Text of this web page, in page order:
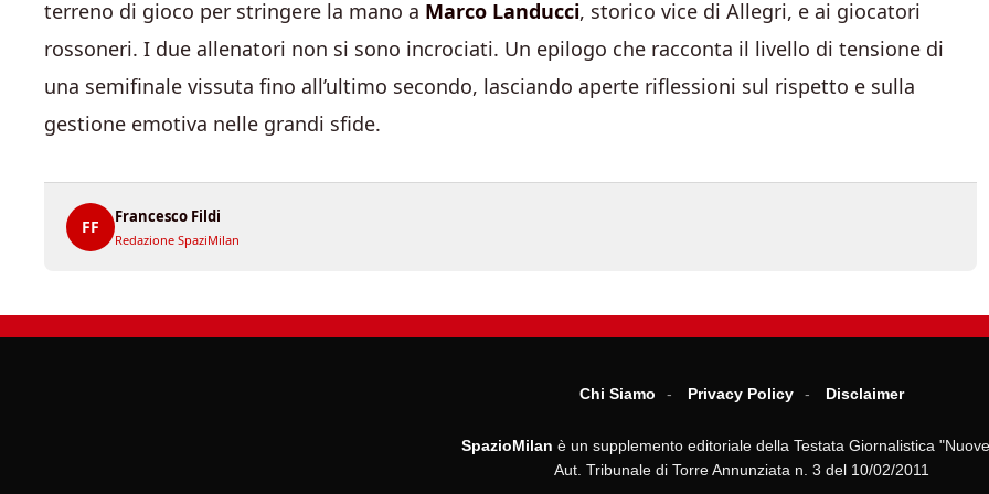
terreno di gioco per stringere la mano a Marco Landucci, storico vice di Allegri, e ai giocatori
rossoneri. I due allenatori non si sono incrociati. Un epilogo che racconta il livello di tensione di
una semifinale vissuta fino all’ultimo secondo, lasciando aperte riflessioni sul rispetto e sulla
gestione emotiva nelle grandi sfide.
FF
Francesco Fildi
Redazione SpaziMilan
Chi Siamo Privacy Policy Disclaimer
SpazioMilan è un supplemento editoriale della Testata Giornalistica
Aut. Tribunale di Torre Annunziata n. 3 del 10/02/2011